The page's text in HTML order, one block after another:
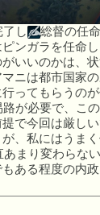
し
総督の任
ンガラを任命し
いいのかは、
ニは都市国家
ってもらうの
路が必要で、こ
で今回は厳しい
、私にはうま
まり変わらな
ある程度の内